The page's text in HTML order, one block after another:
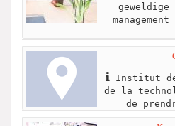
Institut de
de la
de